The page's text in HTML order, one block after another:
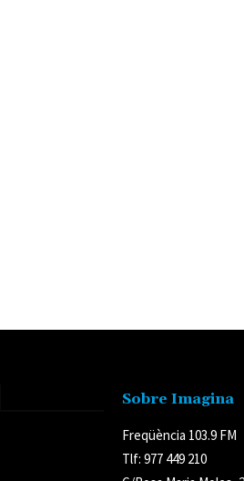
Sobre Imagina
Freqüència 103.9 FM
Tlf: 977 449 210